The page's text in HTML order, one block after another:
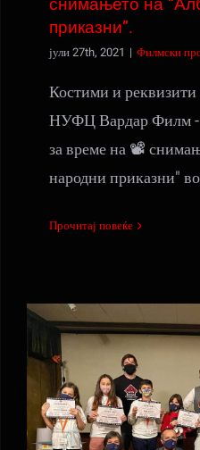
приказни”.
јули 27th, 2021 | Филмски
Костими и
НУФЦ Вардар Филм -
за време на 📽
народни приказни"
Прочитај повеќе
Филмска